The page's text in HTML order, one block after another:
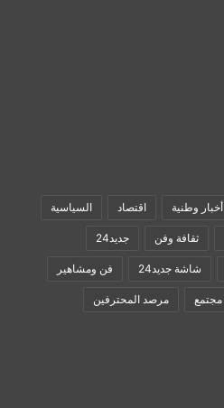
أخبار وطنية اقتصاد السياسية
ثقافة وفن جديد24
شاشة جديد24 فن ومشاهير
مجتمع مرصد المحترفين